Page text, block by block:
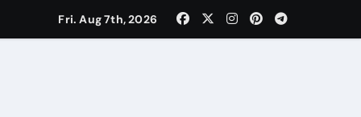
Fri. Aug 7th, 2026